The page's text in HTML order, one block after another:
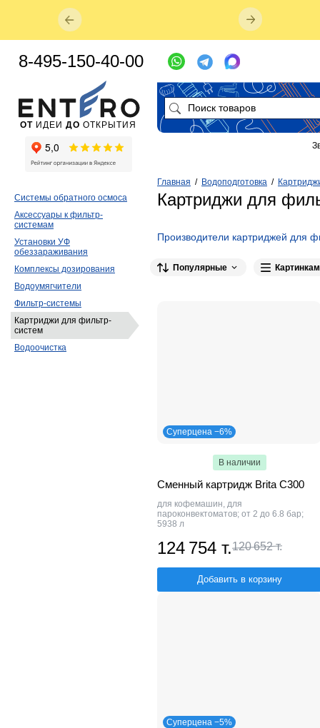
Главная / Водоподготовка /
Картриджи для
Производители картриджей для
Популярные
Суперцена −6%
В наличии
Сменный картридж Brita C300
для кофемашин, для
пароконвектоматов; от 2 до 6.8 бар;
5938 л
124 754 т.120 652 т.
Добавить в корзину
Суперцена −5%
Системы обратного осмоса
Аксессуары к фильтр-
системам
Установки УФ
обеззараживания
Комплексы дозирования
Водоумягчители
Фильтр-системы
Картриджи для фильтр-
систем
Водоочистка
ОТ ИДЕИ ДО ОТКРЫТИЯ
8-495-150-40-00